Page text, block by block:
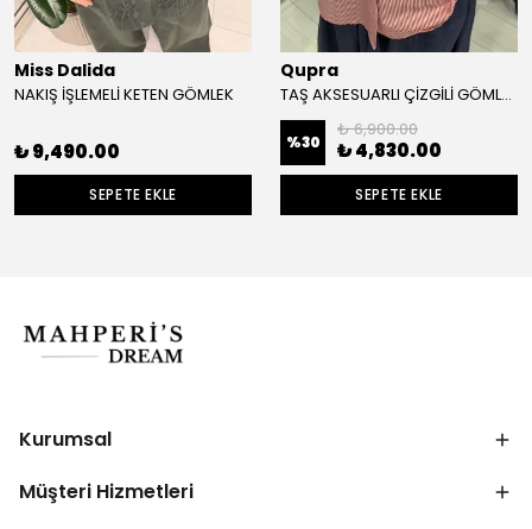
Miss Dalida
NAKIŞ İŞLEMELİ KETEN GÖMLEK
₺ 9,490.00
SEPETE EKLE
Qupra
TAŞ AKSESUARLI ÇİZGİLİ GÖMLEK
%30
₺ 6,900.00
₺ 4,830.00
SEPETE EKLE
Kurumsal
Müşteri Hizmetleri